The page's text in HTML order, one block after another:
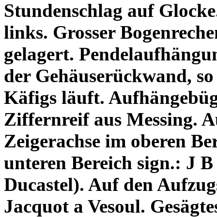
Stundenschlag auf
links. Grosser
gelagert.
der Gehäuserückwand,
Käfigs läuft.
Ziffernreif aus Messing.
Zeigerachse im oberen
unteren Bereich sign.: J
Ducastel). Auf den
Jacquot a Vesoul.